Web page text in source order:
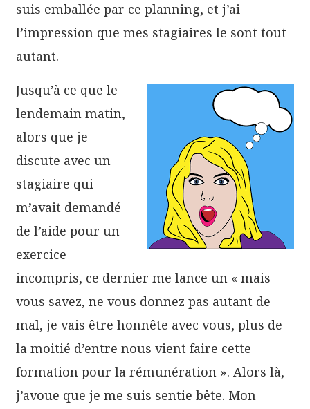
suis emballée par ce planning, et j’ai
l’impression que mes stagiaires le sont tout
autant.
Jusqu’à ce que le
lendemain matin,
alors que je
discute avec un
stagiaire qui
m’avait demandé
de l’aide pour un
exercice
incompris, ce dernier me lance un « mais
vous savez, ne vous donnez pas autant de
mal, je vais être honnête avec vous, plus de
la moitié d’entre nous vient faire cette
formation pour la rémunération ». Alors là,
j’avoue que je me suis sentie bête. Mon